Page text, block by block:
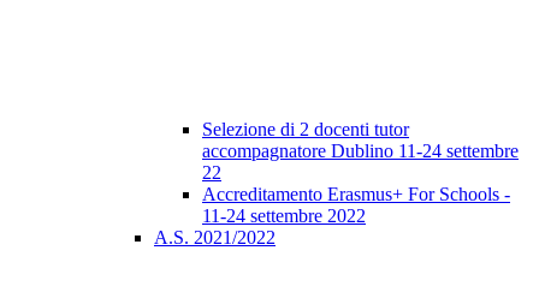
Selezione di 2 docenti tutor
accompagnatore Dublino 11-24 settembre
22
Accreditamento Erasmus+ For Schools -
11-24 settembre 2022
A.S. 2021/2022